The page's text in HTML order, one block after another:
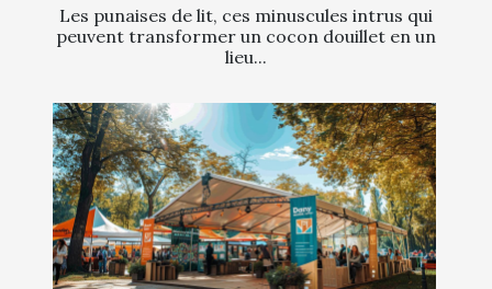
Les punaises de lit, ces minuscules intrus qui
peuvent transformer un cocon douillet en un
lieu...